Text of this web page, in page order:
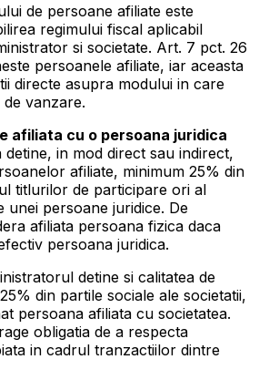
de persoane afiliate este
regimului fiscal aplicabil
si societate. Art. 7 pct. 26
persoanele afiliate, iar aceasta
directe asupra modului in care
vanzare.
afiliata cu o persoana juridica
in mod direct sau indirect,
afiliate, minimum 25% din
titlurilor de participare ori al
persoane juridice. De
afiliata persoana fizica daca
persoana juridica.
detine si calitatea de
din partile sociale ale societatii,
persoana afiliata cu societatea.
obligatia de a respecta
in cadrul tranzactiilor dintre